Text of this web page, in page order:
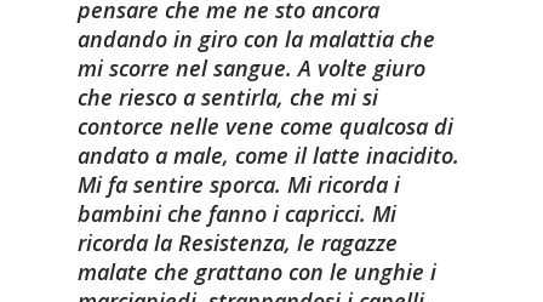
pensare che me ne sto ancora
andando in giro con la malattia che
mi scorre nel sangue. A volte giuro
che riesco a sentirla, che mi si
contorce nelle vene come qualcosa di
andato a male, come il latte inacidito.
Mi fa sentire sporca. Mi ricorda i
bambini che fanno i capricci. Mi
ricorda la Resistenza, le ragazze
malate che grattano con le unghie i